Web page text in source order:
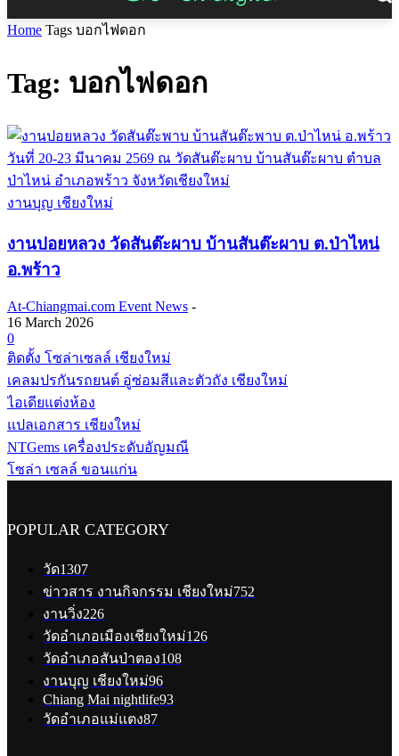
Home Tags บอกไฟดอก
Tag: บอกไฟดอก
งานบุญ เชียงใหม่
งานปอยหลวง วัดสันต๊ะผาบ บ้านสันต๊ะผาบ ต.ป่าไหน่
อ.พร้าว
At-Chiangmai.com Event News -
16 March 2026
0
ติดตั้ง โซล่าเซลล์ เชียงใหม่
เคลมปรกันรถยนต์ อู่ซ่อมสีและตัวถัง เชียงใหม่
ไอเดียแต่งห้อง
แปลเอกสาร เชียงใหม่
NTGems เครื่องประดับอัญมณี
โซล่า เซลล์ ขอนแก่น
POPULAR CATEGORY
วัด1307
ข่าวสาร งานกิจกรรม เชียงใหม่752
งานวิ่ง226
วัดอำเภอเมืองเชียงใหม่126
วัดอำเภอสันป่าตอง108
งานบุญ เชียงใหม่96
Chiang Mai nightlife93
วัดอำเภอแม่แตง87